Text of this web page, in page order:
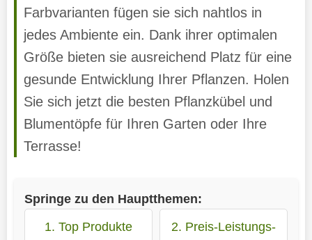
Farbvarianten fügen sie sich nahtlos in
jedes Ambiente ein. Dank ihrer optimalen
Größe bieten sie ausreichend Platz für eine
gesunde Entwicklung Ihrer Pflanzen. Holen
Sie sich jetzt die besten Pflanzkübel und
Blumentöpfe für Ihren Garten oder Ihre
Terrasse!
Springe zu den Hauptthemen:
1. Top Produkte
2. Preis-Leistungs-